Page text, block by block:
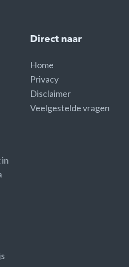
Direct naar
Home
Privacy
Disclaimer
Veelgestelde vragen